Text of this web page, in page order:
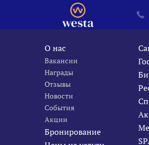
О нас
Вакансии
Награды
Отзывы
Новости
События
Акции
Бронирование